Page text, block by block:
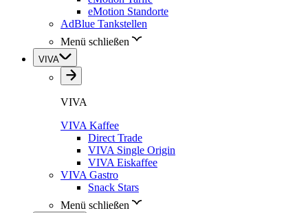
eMotion Standorte
AdBlue Tankstellen
Menü schließen
VIVA
VIVA
VIVA Kaffee
Direct Trade
VIVA Single Origin
VIVA Eiskaffee
VIVA Gastro
Snack Stars
Menü schließen